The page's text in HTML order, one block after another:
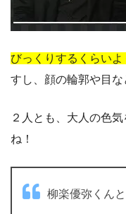
びっくりするくらい
すし、顔の輪郭や目な
２人とも、大人の色
ね！
柳楽優弥くん